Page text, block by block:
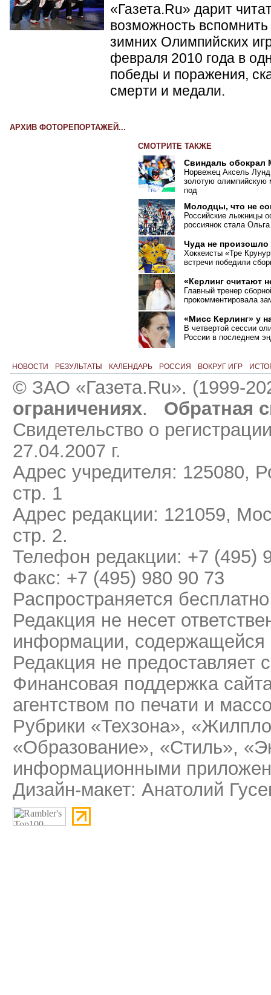
«Газета.Ru» дарит
возможность
зимних Олимпийских
февраля 2010 года в
победы и поражения,
смерти и медали.
АРХИВ ФОТОРЕПОРТАЖЕЙ...
СМОТРИТЕ ТАКЖЕ
Свиндаль обокрал
Норвежец Аксель
золотую олимпийскую
под
Молодцы, что не
Российские лыжницы
россиянок стала
Чуда не произошло
Хоккеисты «Тре
встречи победили
«Керлинг считают
Главный тренер
прокомментировала
«Мисс Керлинг» у
В четвертой сессии
России в последнем
НОВОСТИ РЕЗУЛЬТАТЫ КАЛЕНДАРЬ РОССИЯ ВОКРУГ ИГР
© ЗАО «Газета.Ru». (1999-
ограничениях.
Обратная
Свидетельство о
27.04.2007 г.
Адрес учредителя: 125080,
стр. 1
Адрес редакции: 121059,
стр. 2.
Телефон редакции: +7 (495)
Факс: +7 (495) 980 90 73
Распространяется бесплатно
Редакция не несет
информации, содержащейся
Редакция не предоставляет
Финансовая поддержка
агентством по печати и
Рубрики «Техзона»,
«Образование», «Стиль»,
информационными
Дизайн-макет: Анатолий